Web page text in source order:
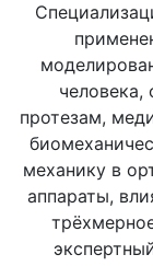
человека,
протезам,
механику в
аппараты,